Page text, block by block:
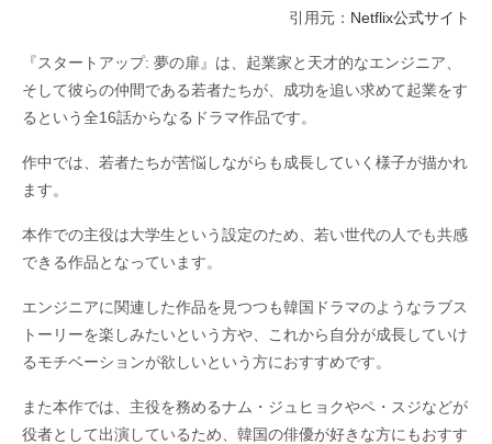
引用元： Netflix公式サイト
『スタートアップ: 夢の扉』は、起業家と天才的なエンジニア、
そして彼らの仲間である若者たちが、成功を追い求めて起業をす
るという全16話からなるドラマ作品です。
作中では、若者たちが苦悩しながらも成長していく様子が描かれ
ます。
本作での主役は大学生という設定のため、若い世代の人でも共感
できる作品となっています。
エンジニアに関連した作品を見つつも韓国ドラマのようなラブス
トーリーを楽しみたいという方や、これから自分が成長していけ
るモチベーションが欲しいという方におすすめです。
また本作では、主役を務めるナム・ジュヒョクやペ・スジなどが
役者として出演しているため、韓国の俳優が好きな方にもおすす